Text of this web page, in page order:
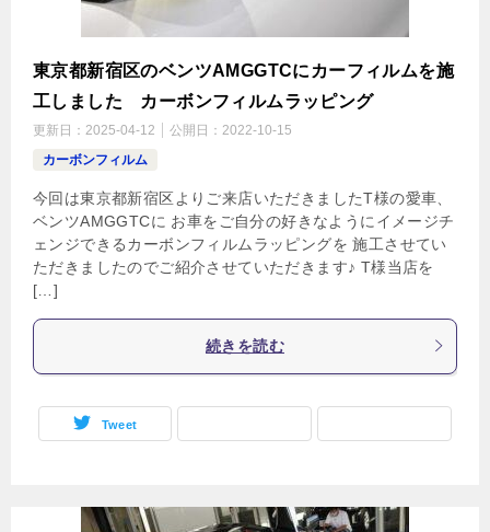
東京都新宿区のベンツAMGGTCにカーフィルムを施
工しました カーボンフィルムラッピング
更新日： 2025-04-12 公開日： 2022-10-15
カーボンフィルム
今回は東京都新宿区よりご来店いただきましたT様の愛車、
ベンツAMGGTCに お車をご自分の好きなようにイメージチ
ェンジできるカーボンフィルムラッピングを 施工させてい
ただきましたのでご紹介させていただきます♪ T様当店を
[…]
続きを読む
Tweet